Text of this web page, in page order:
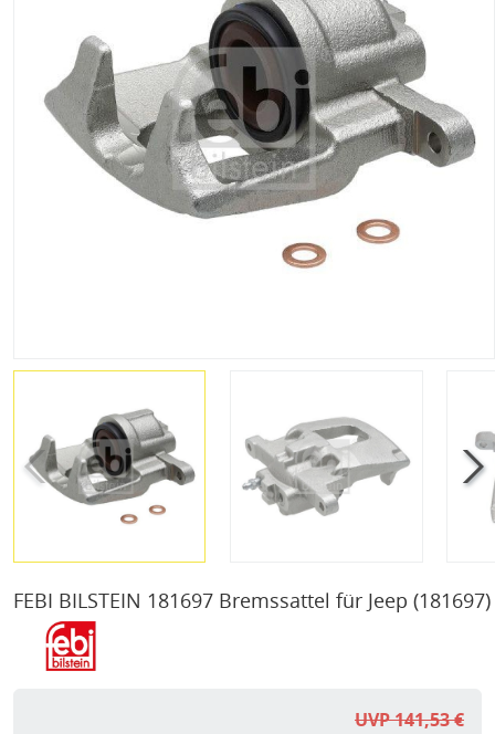
FEBI BILSTEIN 181697 Bremssattel für Jeep (181697)
UVP 141,53 €